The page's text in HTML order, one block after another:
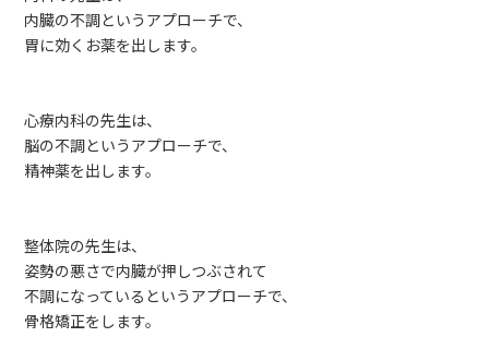
内臓の不調というアプローチで、
胃に効くお薬を出します。
心療内科の先生は、
脳の不調というアプローチで、
精神薬を出します。
整体院の先生は、
姿勢の悪さで内臓が押しつぶされて
不調になっているというアプローチで、
骨格矯正をします。